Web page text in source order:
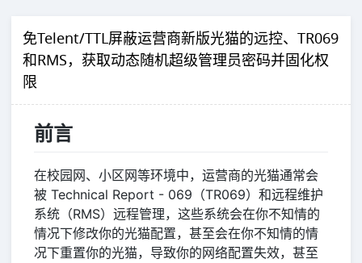
免Telent/TTL屏蔽运营商新版光猫的远控、TR069
和RMS，获取动态随机超级管理员密码并固化权
限
前言
在校园网、小区网等环境中，运营商的光猫通常会
被 Technical Report - 069（TR069）和远程维护
系统（RMS）远程管理，这些系统会在你不知情的
情况下修改你的光猫配置，甚至会在你不知情的情
况下重置你的光猫，导致你的网络配置失效，甚至